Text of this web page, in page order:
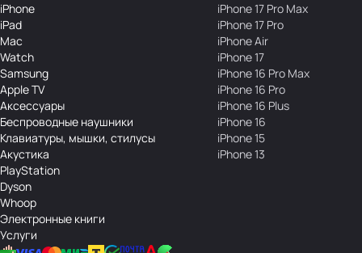
iPhone
iPad
Mac
Watch
Samsung
Apple TV
Аксесcуары
Беcпроводные наушники
Клавиатуры, мышки, стилусы
Акустика
PlayStation
Dyson
Whoop
Электронные книги
Услуги
iPhone 17 Pro Max
iPhone 17 Pro
iPhone Air
iPhone 17
iPhone 16 Pro Max
iPhone 16 Pro
iPhone 16 Plus
iPhone 16
iPhone 15
iPhone 13